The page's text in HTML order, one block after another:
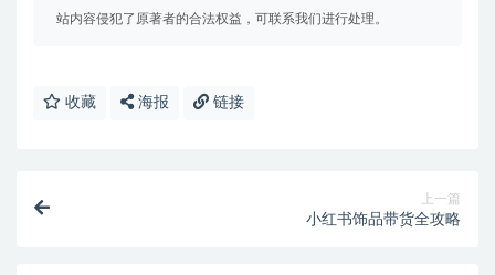
站内容侵犯了原著者的合法权益，可联系我们进行处理。
收藏 海报 链接
上一篇
小红书饰品带货全攻略